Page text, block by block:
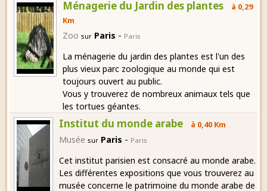
Ménagerie du Jardin des plantes
à 0,29
Km
Zoo sur Paris - Paris
La ménagerie du jardin des plantes est l'un des
plus vieux parc zoologique au monde qui est
toujours ouvert au public.
Vous y trouverez de nombreux animaux tels que
les tortues géantes.
Institut du monde arabe à 0,40 Km
Musée sur Paris - Paris
Cet institut parisien est consacré au monde arabe.
Les différentes expositions que vous trouverez au
musée concerne le patrimoine du monde arabe de